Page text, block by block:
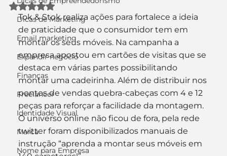
Dicas de Marketing
Email marketing
Expandir negócio
Finanças
Freelancer
Identidade Visual
Marca
Nome para Empresa
Avaliado com NaN de 5 estrelas.
Tok & Stok realiza ações para fortalece a ideia
de praticidade que o consumidor tem em
montar os seus móveis. Na campanha a
empresa apostou em cartões de visitas que se
destaca em várias partes possibilitando
montar uma cadeirinha. Além de distribuir nos
pontos de vendas quebra-cabeças com 4 e 12
peças para reforçar a facilidade da montagem.
O universo online não ficou de fora, pela rede
twitter foram disponibilizados manuais de
instrução “aprenda a montar seus móveis em